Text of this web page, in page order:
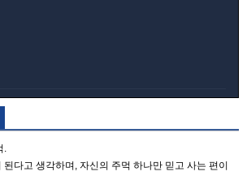
.
다고 생각하며, 자신의 주먹 하나만 믿고 사는 편이